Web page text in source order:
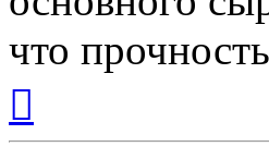
что
началу